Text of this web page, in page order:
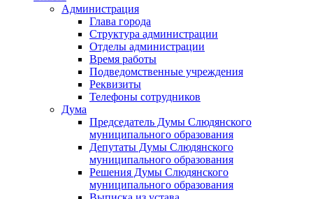
Администрация
Глава города
Структура администрации
Отделы администрации
Время работы
Подведомственные учреждения
Реквизиты
Телефоны сотрудников
Дума
Председатель Думы Слюдянского
муниципального образования
Депутаты Думы Слюдянского
муниципального образования
Решения Думы Слюдянского
муниципального образования